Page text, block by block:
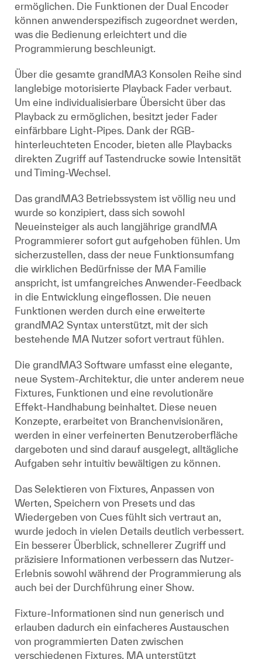
ermöglichen. Die Funktionen der Dual Encoder
können anwenderspezifisch zugeordnet werden,
was die Bedienung erleichtert und die
Programmierung beschleunigt.
Über die gesamte grandMA3 Konsolen Reihe sind
langlebige motorisierte Playback Fader verbaut.
Um eine individualisierbare Übersicht über das
Playback zu ermöglichen, besitzt jeder Fader
einfärbbare Light-Pipes. Dank der RGB-
hinterleuchteten Encoder, bieten alle Playbacks
direkten Zugriff auf Tastendrucke sowie Intensität
und Timing-Wechsel.
Das grandMA3 Betriebssystem ist völlig neu und
wurde so konzipiert, dass sich sowohl
Neueinsteiger als auch langjährige grandMA
Programmierer sofort gut aufgehoben fühlen. Um
sicherzustellen, dass der neue Funktionsumfang
die wirklichen Bedürfnisse der MA Familie
anspricht, ist umfangreiches Anwender-Feedback
in die Entwicklung eingeflossen. Die neuen
Funktionen werden durch eine erweiterte
grandMA2 Syntax unterstützt, mit der sich
bestehende MA Nutzer sofort vertraut fühlen.
Die grandMA3 Software umfasst eine elegante,
neue System-Architektur, die unter anderem neue
Fixtures, Funktionen und eine revolutionäre
Effekt-Handhabung beinhaltet. Diese neuen
Konzepte, erarbeitet von Branchenvisionären,
werden in einer verfeinerten Benutzeroberfläche
dargeboten und sind darauf ausgelegt, alltägliche
Aufgaben sehr intuitiv bewältigen zu können.
Das Selektieren von Fixtures, Anpassen von
Werten, Speichern von Presets und das
Wiedergeben von Cues fühlt sich vertraut an,
wurde jedoch in vielen Details deutlich verbessert.
Ein besserer Überblick, schnellerer Zugriff und
präzisiere Informationen verbessern das Nutzer-
Erlebnis sowohl während der Programmierung als
auch bei der Durchführung einer Show.
Fixture-Informationen sind nun generisch und
erlauben dadurch ein einfacheres Austauschen
von programmierten Daten zwischen
verschiedenen Fixtures. MA unterstützt